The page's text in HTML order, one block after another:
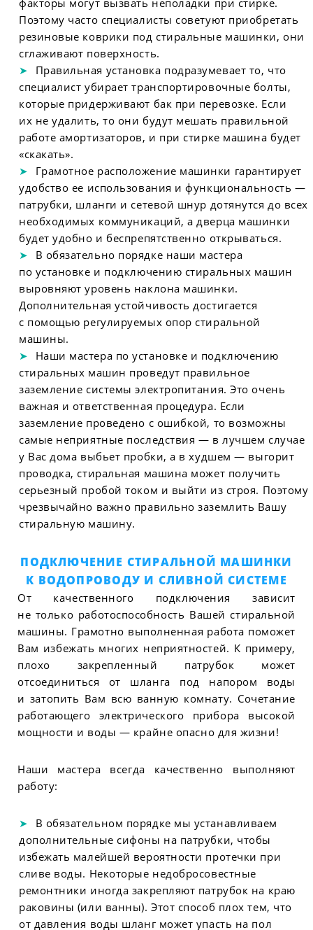
факторы могут вызвать неполадки при стирке.
Поэтому часто специалисты советуют приобретать
резиновые коврики под стиральные машинки, они
сглаживают поверхность.
Правильная установка подразумевает то, что
специалист убирает транспортировочные болты,
которые придерживают бак при перевозке. Если
их не удалить, то они будут мешать правильной
работе амортизаторов, и при стирке машина будет
«скакать».
Грамотное расположение машинки гарантирует
удобство ее использования и функциональность —
патрубки, шланги и сетевой шнур дотянутся до всех
необходимых коммуникаций, а дверца машинки
будет удобно и беспрепятственно открываться.
В обязательно порядке наши мастера
по установке и подключению стиральных машин
выровняют уровень наклона машинки.
Дополнительная устойчивость достигается
с помощью регулируемых опор стиральной
машины.
Наши мастера по установке и подключению
стиральных машин проведут правильное
заземление системы электропитания. Это очень
важная и ответственная процедура. Если
заземление проведено с ошибкой, то возможны
самые неприятные последствия — в лучшем случае
у Вас дома выбьет пробки, а в худшем — выгорит
проводка, стиральная машина может получить
серьезный пробой током и выйти из строя. Поэтому
чрезвычайно важно правильно заземлить Вашу
стиральную машину.
ПОДКЛЮЧЕНИЕ СТИРАЛЬНОЙ МАШИНКИ
К ВОДОПРОВОДУ И СЛИВНОЙ СИСТЕМЕ
От качественного подключения зависит
не только работоспособность Вашей стиральной
машины. Грамотно выполненная работа поможет
Вам избежать многих неприятностей. К примеру,
плохо закрепленный патрубок может
отсоединиться от шланга под напором воды
и затопить Вам всю ванную комнату. Сочетание
работающего электрического прибора высокой
мощности и воды — крайне опасно для жизни!
Наши мастера всегда качественно выполняют
работу:
В обязательном порядке мы устанавливаем
дополнительные сифоны на патрубки, чтобы
избежать малейшей вероятности протечки при
сливе воды. Некоторые недобросовестные
ремонтники иногда закрепляют патрубок на краю
раковины (или ванны). Этот способ плох тем, что
от давления воды шланг может упасть на пол